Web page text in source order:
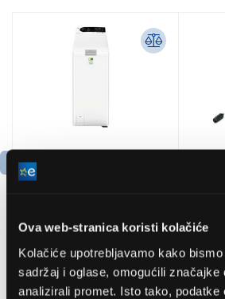
Ova web-stranica koristi kolačiće
Kolačiće upotrebljavamo kako
sadržaj i oglase, omogućili značajke
analizirali promet. Isto tako, podatke
perilica rublja s gornjim
punjenjem
607,00 EUR